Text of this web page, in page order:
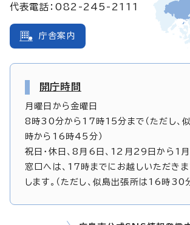
代表電話：082-245-2111
庁舎案内
開庁時間
月曜日から金曜日
8時30分から17時15分まで（ただし、
時から16時45分）
祝日・休日、8月6日、12月29日から1
窓口へは、17時までにお越しいただき
します。（ただし、似島出張所は16時30